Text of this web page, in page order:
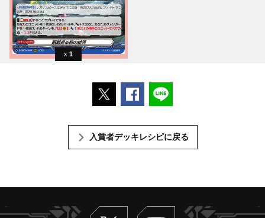
1
ポストするFacebookでシェアする
入賞者デッキレシピに戻る
Twitter ヴァンガードch